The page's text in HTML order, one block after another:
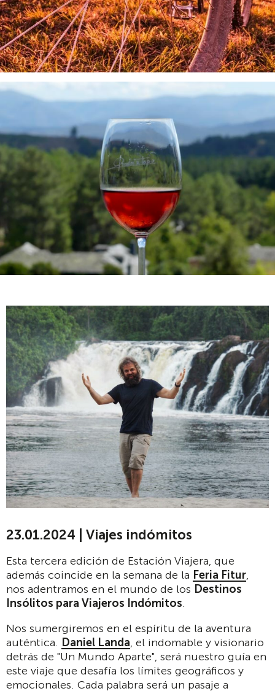
23.01.2024 | Viajes indómitos
Esta tercera edición de Estación Viajera, que
además coincide en la semana de la Feria Fitur,
nos adentramos en el mundo de los Destinos
Insólitos para Viajeros Indómitos.
Nos sumergiremos en el espíritu de la aventura
auténtica. Daniel Landa, el indomable y visionario
detrás de "Un Mundo Aparte", será nuestro guía en
este viaje que desafía los límites geográficos y
emocionales. Cada palabra será un pasaje a